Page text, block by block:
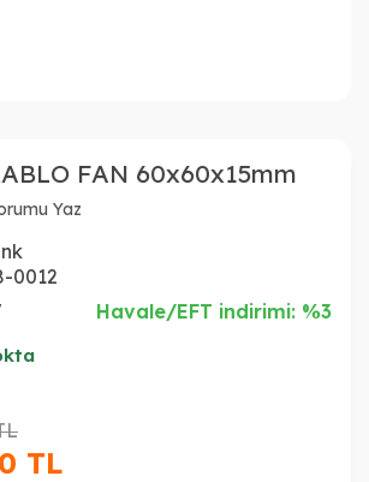
FAN 60x60x15mm
Yaz
0012
Havale/EFT indirimi: %3
TL